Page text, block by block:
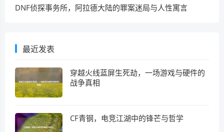
DNF侦探事务所，阿拉德大陆的罪案迷局与人性寓言
最近发表
穿越火线蓝屏生死劫，一场游戏与硬件的
战争真相
CF青钢，电竞江湖中的锋芒与哲学